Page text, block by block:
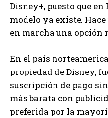
Disney+, puesto que
modelo ya existe. Hace
en marcha una opción
En el país
propiedad de Disney,
suscripción de pago
más barata con
preferida por la